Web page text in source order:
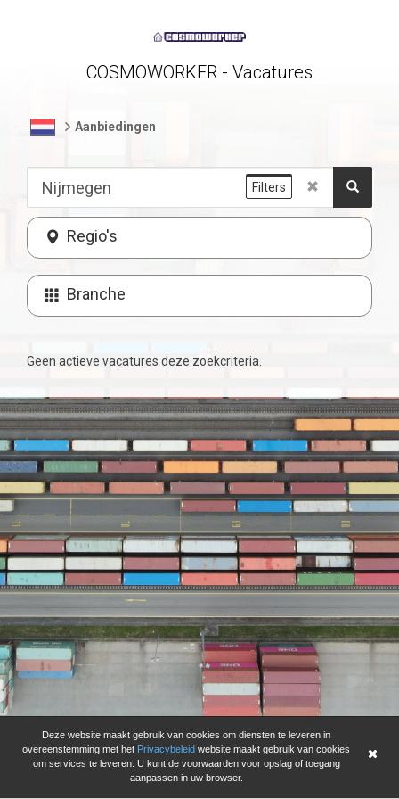
Deze website maakt gebruik van cookies om diensten te leveren in
overeenstemming met het Privacybeleid website maakt gebruik van cookies
om services te leveren. U kunt de voorwaarden voor opslag of toegang
aanpassen in uw browser.
COSMOWORKER - Vacatures
Aanbiedingen
Regio's
Branche
Filters
Geen actieve vacatures deze zoekcriteria.